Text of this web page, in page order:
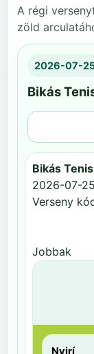
A régi
zöld
2026-07-
Bikás
Bikás
2026-07-25
Verseny
Jobbak
Nyirí